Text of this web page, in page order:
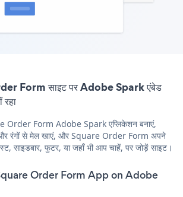
Form साइट पर Adobe Spark एंबेड
Order Form Adobe Spark एप्लिकेशन बनाएं,
और रंगों से मेल खाएं, और Square Order Form अपने
साइडबार, फुटर, या जहाँ भी आप चाहें, पर जोड़ें साइट।
Order Form App on Adobe